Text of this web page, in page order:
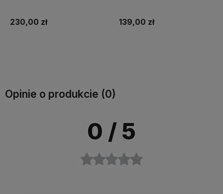
230,00 zł 139,00 zł
Opinie o produkcie (0)
0 / 5